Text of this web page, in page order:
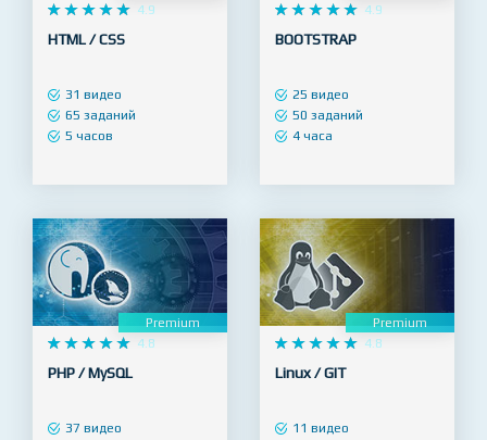
    
     4.9
HTML / CSS
31 видео
65 заданий
5 часов
    
     4.9
BOOTSTRAP
25 видео
50 заданий
4 часа
Premium
    
     4.8
PHP / MySQL
37 видео
Premium
    
     4.8
Linux / GIT
11 видео